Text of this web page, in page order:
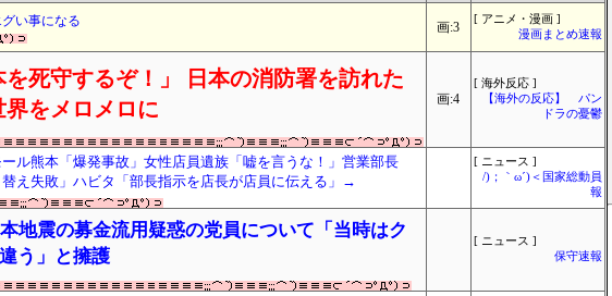
い事になる 画:3
[ アニメ・漫画 ]
漫画まとめ速報
死守するぞ！」 日本の消防署を訪れた
をメロメロに
画:4
[ 海外反応 ]
【海外の反応】 パン
ドラの憂鬱
ル熊本「爆発事故」女性店員遺族「嘘を言うな！」営業部長
替え失敗」ハビタ「部長指示を店長が店員に伝える」→
[ ニュース ]
/)；｀ω´)＜国家総動員
報
地震の募金流用疑惑の党員について「当時はク
う」と擁護
[ ニュース ]
保守速報